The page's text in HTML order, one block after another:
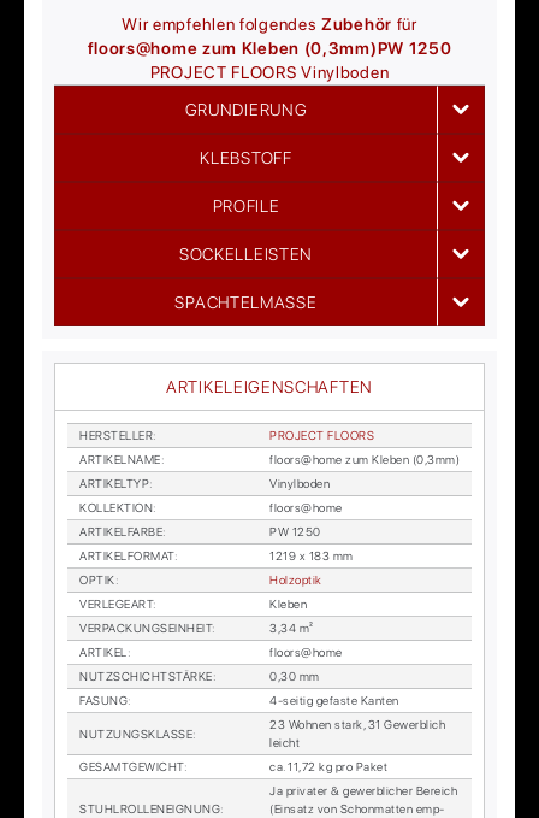
Wir empfehlen folgendesZubehör für
floors@home zum Kleben (0,3mm)PW 1250
PROJECT FLOORS Vinylboden
GRUNDIERUNG
KLEBSTOFF
PROFILE
SOCKELLEISTEN
SPACHTELMASSE
ARTIKELEIGENSCHAFTEN
HER­STEL­LER:
PRO­JECT FLOORS
AR­TI­KEL­NA­ME:
floors@home zum Kle­ben (0,3mm)
AR­TI­KEL­TYP:
Vi­nyl­bo­den
KOL­LEK­TI­ON:
floors@home
AR­TI­KEL­FAR­BE:
PW 1250
AR­TI­KEL­FOR­MAT:
1219 x 183 mm
OP­TIK:
Holz­op­tik
VER­LE­GE­ART:
Kle­ben
VER­PA­CKUNGS­EIN­HEIT:
3,34 m²
AR­TI­KEL:
floors@home
NUTZ­SCHICHT­STÄR­KE:
0,30 mm
FA­SUNG: 4-sei­tig ge­fas­te Kan­ten
NUT­ZUNGS­KLAS­SE:
23 Woh­nen stark, 31 Ge­werb­lich
leicht
GE­SAMT­GE­WICHT: ca. 11,72 kg pro Pa­ket
STUHL­ROL­LEN­EIG­NUNG:
Ja pri­va­ter & ge­werb­li­cher Be­reich
(Ein­satz von Schon­mat­ten emp­